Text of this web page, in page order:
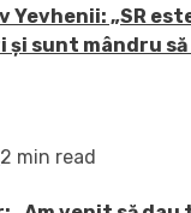
Yevhenii: „SR
și sunt mândru
2 min read